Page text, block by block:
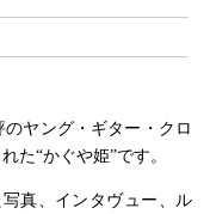
ヤング・ギター・クロ
た“かぐや姫”です。
真、インタヴュー、ル